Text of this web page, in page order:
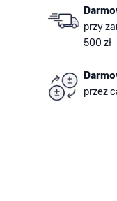
przy
500 zł
przez